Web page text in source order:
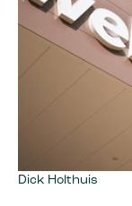
Dick Holthuis